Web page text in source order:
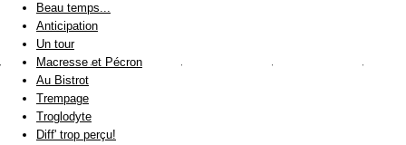
Beau temps...
Anticipation
Un tour
Macresse et Pécron
Au Bistrot
Trempage
Troglodyte
Diff' trop perçu!